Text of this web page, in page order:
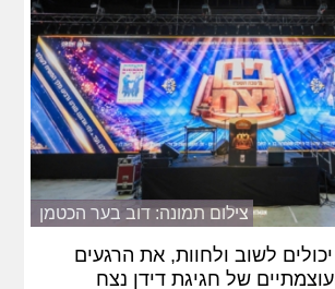
צילום תמונה: דוב בער הכטמן
לשוב ולחוות, את הרגעים
של חגיגת דידן נצח